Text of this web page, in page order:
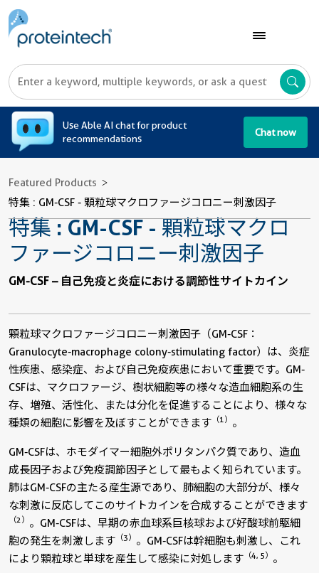
Use Able AI chat for product
recommendations
Chat now
Featured Products
特集 : GM-CSF - 顆粒球マクロファージコロニー刺激因子
特集 : GM-CSF - 顆粒球マクロ
ファージコロニー刺激因子
GM-CSF – 自己免疫と炎症における調節性サイトカイン
顆粒球マクロファージコロニー刺激因子（GM-CSF：
Granulocyte-macrophage colony-stimulating factor）は、炎症
性疾患、感染症、および自己免疫疾患において重要です。GM-
CSFは、マクロファージ、樹状細胞等の様々な造血細胞系の生
存、増殖、活性化、または分化を促進することにより、様々な
種類の細胞に影響を及ぼすことができます （1） 。
GM-CSFは、ホモダイマー細胞外ポリタンパク質であり、造血
成長因子および免疫調節因子として最もよく知られています。
肺はGM-CSFの主たる産生源であり、肺細胞の大部分が、様々
な刺激に反応してこのサイトカインを合成することができます
（2） 。GM-CSFは、早期の赤血球系巨核球および好酸球前駆細
胞の発生を刺激します （3） 。GM-CSFは幹細胞も刺激し、これ
により顆粒球と単球を産生して感染に対処します （4, 5） 。